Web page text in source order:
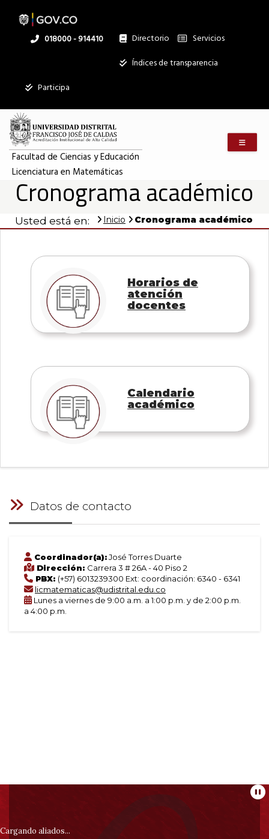
contenido
Linea
018000 - 914410 Directorio
Institucional
Servicios
Índices de transparencia
Participa
Facultad de Ciencias y Educación
Licenciatura en Matemáticas
Cronograma académico
Usted está en: Inicio Cronograma académico
Horarios de
atención
docentes
Calendario
académico
Datos de contacto
Coordinador(a):José Torres Duarte
Dirección: Carrera 3 # 26A - 40 Piso 2
PBX: (+57) 6013239300 Ext: coordinación: 6340 - 6341
licmatematicas@udistrital.edu.co
Lunes a viernes de 9:00 a.m. a 1:00 p.m. y de 2:00 p.m.
a 4:00 p.m.
Información
Cargando aliados...